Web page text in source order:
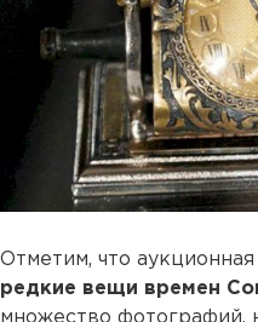
Отметим, что
редкие вещи времен
множество фотографий,